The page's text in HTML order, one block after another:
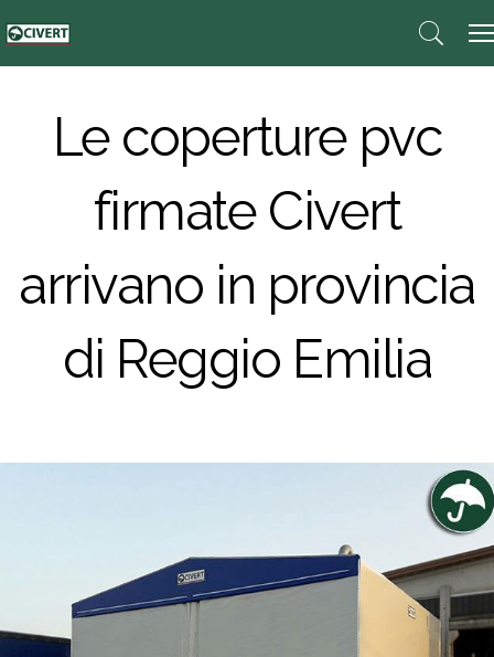
Le coperture pvc
firmate Civert
arrivano in provincia
di Reggio Emilia